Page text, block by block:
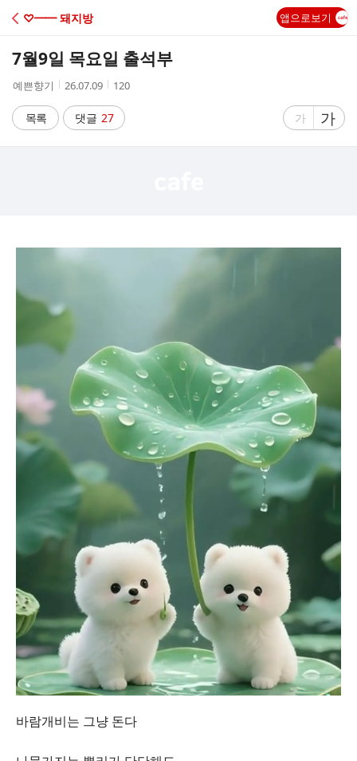
C
A
♡━━ 돼지방 앱으로보기
7월9일 목요일 출석부
작
자
예쁜향기
작
시
간
26.07.09
조
수
120
목록 댓글 27
글
가
글
자
가
바람개비는 그냥 돈다